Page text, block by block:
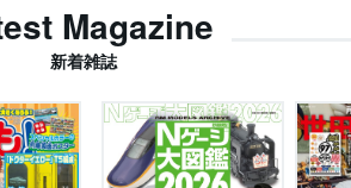
Magazine
新着雑誌